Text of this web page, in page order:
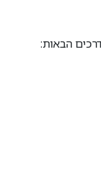
הבאות: